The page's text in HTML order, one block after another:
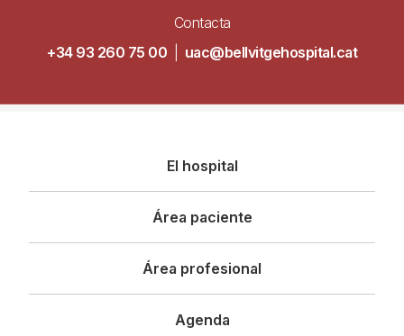
Contacta
+34 93 260 75 00
uac@bellvitgehospital.cat
principal
El hospital
Área paciente
Área profesional
Agenda